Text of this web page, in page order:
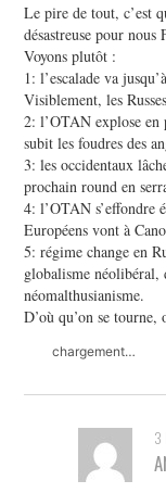
Le pire de tout, c’est
désastreuse pour nous
Voyons plutôt :
1: l’escalade va
Visiblement, les
2: l’OTAN explose
subit les foudres des
3: les occidentaux
prochain round en
4: l’OTAN s’effondre
Européens vont à
5: régime change en
globalisme néolibéral,
néomalthusianisme.
D’où qu’on se tourne,
chargement…
3